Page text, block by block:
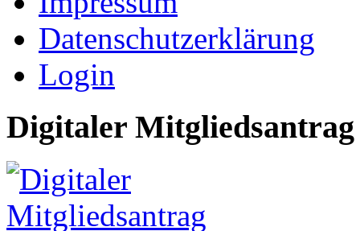
Datenschutzerklärung
Login
Digitaler Mitgliedsantrag